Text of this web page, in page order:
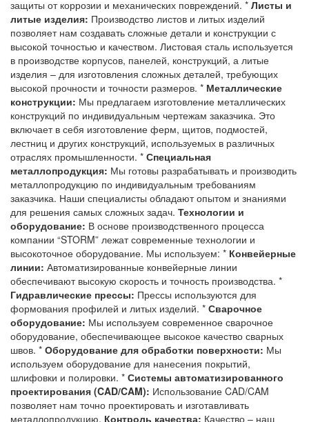
защиты от коррозии и механических повреждений. * Листы и
литые изделия: Производство листов и литых изделий
позволяет нам создавать сложные детали и конструкции с
высокой точностью и качеством. Листовая сталь используется
в производстве корпусов, панелей, конструкций, а литые
изделия – для изготовления сложных деталей, требующих
высокой прочности и точности размеров. * Металлические
конструкции: Мы предлагаем изготовление металлических
конструкций по индивидуальным чертежам заказчика. Это
включает в себя изготовление ферм, щитов, подмостей,
лестниц и других конструкций, используемых в различных
отраслях промышленности. * Специальная
металлопродукция: Мы готовы разрабатывать и производить
металлопродукцию по индивидуальным требованиям
заказчика. Наши специалисты обладают опытом и знаниями
для решения самых сложных задач. Технологии и
оборудование: В основе производственного процесса
компании “STORM” лежат современные технологии и
высокоточное оборудование. Мы используем: * Конвейерные
линии: Автоматизированные конвейерные линии
обеспечивают высокую скорость и точность производства. *
Гидравлические прессы: Прессы используются для
формования профилей и литых изделий. * Сварочное
оборудование: Мы используем современное сварочное
оборудование, обеспечивающее высокое качество сварных
швов. * Оборудование для обработки поверхности: Мы
используем оборудование для нанесения покрытий,
шлифовки и полировки. * Системы автоматизированного
проектирования (CAD/CAM): Использование CAD/CAM
позволяет нам точно проектировать и изготавливать
металлопродукцию. Контроль качества: Качество – наш